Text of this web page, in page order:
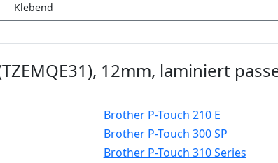
Klebend
12mm, laminiert
Brother P-Touch 210 E
Brother P-Touch 300 SP
Brother P-Touch 310 Series